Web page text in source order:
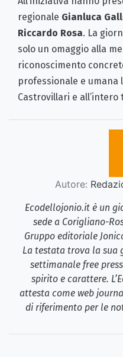
regionale Gianluca
Riccardo Rosa. La
solo un omaggio alla
riconoscimento
professionale e umana
Castrovillari e
Autore:
Ecodellojonio.it è un
sede a Corigliano-
Gruppo editoriale
La testata trova la sua
settimanale free
spirito e carattere.
attesta come web
di riferimento per le